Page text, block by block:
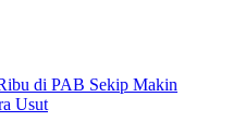
di PAB Sekip Makin
Usut